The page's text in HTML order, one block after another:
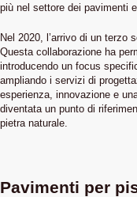
più nel settore dei pavimenti
Nel 2020, l’arrivo di un terzo
Questa collaborazione ha
introducendo un focus
ampliando i servizi di
esperienza, innovazione e
diventata un punto di
pietra naturale.
Pavimenti per